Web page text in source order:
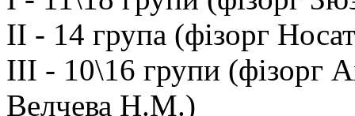
ІІ - 14 група (фізорг
ІІІ - 10\16 групи (фізорг
Велчева Н.М.)